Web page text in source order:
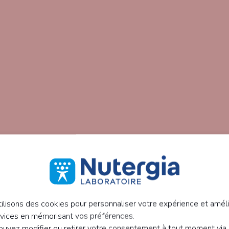
des cookies pour personnaliser votre expérience et
en mémorisant vos préférences.